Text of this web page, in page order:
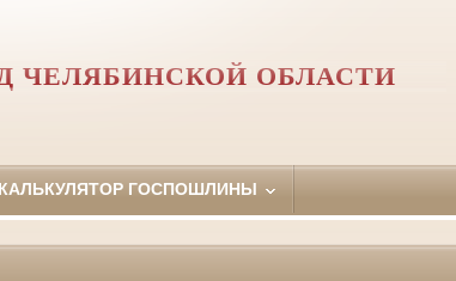
ЧЕЛЯБИНСКОЙ ОБЛАСТИ
КАЛЬКУЛЯТОР ГОСПОШЛИНЫ